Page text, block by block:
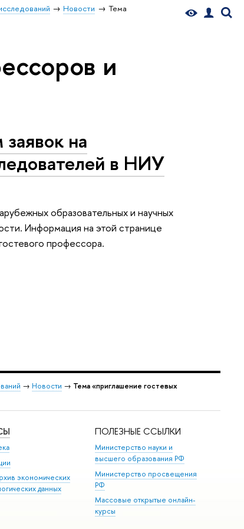
Новости
Тема
и
на
в НИУ
образовательных и научных
Информация на этой странице
профессора.
→ Новости → Тема «приглашение гостевых
экономических
данных
ПОЛЕЗНЫЕ ССЫЛКИ
Министерство науки и
высшего образования РФ
Министерство просвещения
РФ
Массовые открытые онлайн-
курсы